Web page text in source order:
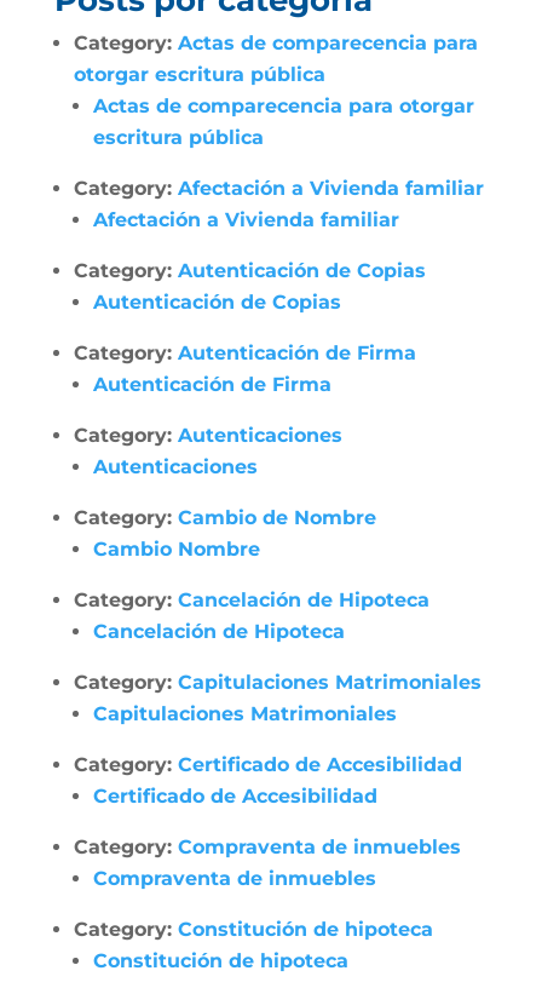
Category: Actas de comparecencia para
otorgar escritura pública
Actas de comparecencia para otorgar
escritura pública
Category: Afectación a Vivienda familiar
Afectación a Vivienda familiar
Category: Autenticación de Copias
Autenticación de Copias
Category: Autenticación de Firma
Autenticación de Firma
Category: Autenticaciones
Autenticaciones
Category: Cambio de Nombre
Cambio Nombre
Category: Cancelación de Hipoteca
Cancelación de Hipoteca
Category: Capitulaciones Matrimoniales
Capitulaciones Matrimoniales
Category: Certificado de Accesibilidad
Certificado de Accesibilidad
Category: Compraventa de inmuebles
Compraventa de inmuebles
Category: Constitución de hipoteca
Constitución de hipoteca